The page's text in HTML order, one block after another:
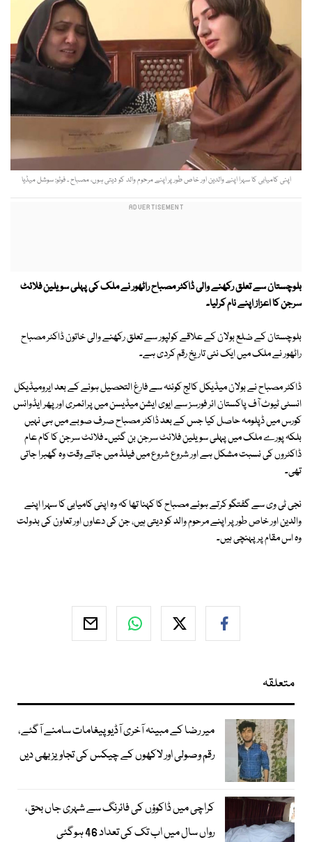
اپنی کامیابی کا سہرا اپنے والدین اور خاص طور پر اپنے مرحوم والد کو دیتی ہوں، مصباح ۔ فوٹو: سوشل میڈیا
بلوچستان سے تعلق رکھنے والی ڈاکٹر مصباح راٹھور نے ملک کی پہلی سویلین فلائٹ
سرجن کا اعزاز اپنے نام کرلیا۔
بلوچستان کے ضلع بولان کے علاقے کولپور سے تعلق رکھنے والی خاتون ڈاکٹر مصباح
راٹھور نے ملک میں ایک نئی تاریخ رقم کردی ہے۔
ڈاکٹر مصباح نے بولان میڈیکل کالج کوئٹہ سے فارغ التحصیل ہونے کے بعد ایرومیڈیکل
انسٹی ٹیوٹ آف پاکستان ائر فورسز سے ایوی ایشن میڈیسن میں پرائمری اور پھر ایڈوانس
کورس میں ڈپلومہ حاصل کیا جس کے بعد ڈاکٹر مصباح صرف صوبے میں ہی نہیں
بلکہ پورے ملک میں پہلی سویلین فلائٹ سرجن بن گئیں۔ فلائٹ سرجن کا کام عام
ڈاکٹروں کی نسبت مشکل ہے اور شروع شروع میں فیلڈ میں جاتے وقت وہ گھبرا جاتی
تھی۔
نجی ٹی وی سے گفتگو کرتے ہوئے مصباح کا کہنا تھا کہ وہ اپنی کامیابی کا سہرا اپنے
والدین اور خاص طور پر اپنے مرحوم والد کو دیتی ہیں، جن کی دعاوں اور تعاون کی بدولت
وہ اس مقام پر پہنچی ہیں۔
متعلقہ
میر رضا کے مبینہ آخری آڈیو پیغامات سامنے آگئے،
رقم وصولی اور لاکھوں کے چیکس کی تجاویز بھی دیں
کراچی میں ڈاکوؤں کی فائرنگ سے شہری جاں بحق،
رواں سال میں اب تک کی تعداد 46 ہوگئی